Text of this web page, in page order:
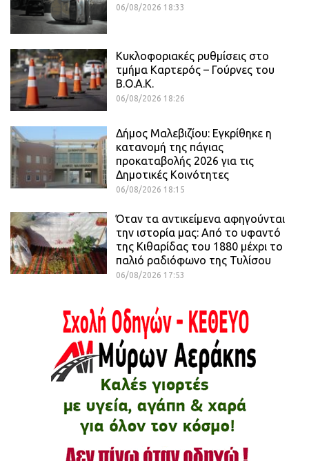
06/08/2026 18:33
Κυκλοφοριακές ρυθμίσεις στο
τμήμα Καρτερός – Γούρνες του
Β.Ο.Α.Κ.
06/08/2026 18:26
Δήμος Μαλεβιζίου: Εγκρίθηκε η
κατανομή της πάγιας
προκαταβολής 2026 για τις
Δημοτικές Κοινότητες
06/08/2026 18:15
Όταν τα αντικείμενα αφηγούνται
την ιστορία μας: Από το υφαντό
της Κιθαρίδας του 1880 μέχρι το
παλιό ραδιόφωνο της Τυλίσου
06/08/2026 17:53